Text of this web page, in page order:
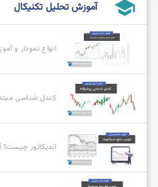
school آموزش تحلیل تکنیکال
انواع نمودار و
کندل شناسی
اندیکاتور چیست؟